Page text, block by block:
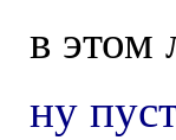
в этом
ну